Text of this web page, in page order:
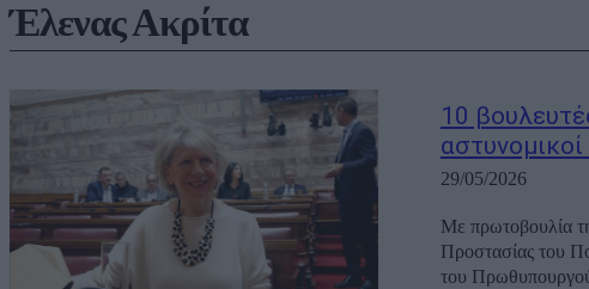
Έλενας Ακρίτα
10
29/05/2026
Με πρωτοβουλία
Προστασίας του
του